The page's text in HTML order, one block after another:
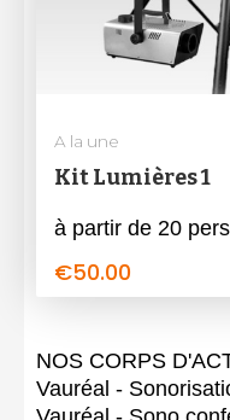
A la une
Kit Lumières 1
à partir de 20
€50.00
NOS CORPS
Vauréal -